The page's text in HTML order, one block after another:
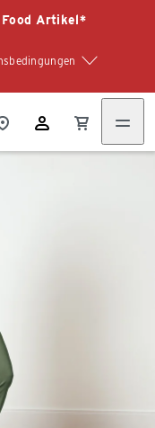
Food Artikel*